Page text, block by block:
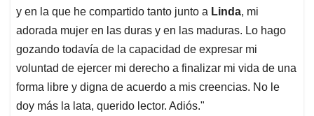
y en la que he compartido tanto junto a Linda, mi
adorada mujer en las duras y en las maduras. Lo hago
gozando todavía de la capacidad de expresar mi
voluntad de ejercer mi derecho a finalizar mi vida de una
forma libre y digna de acuerdo a mis creencias. No le
doy más la lata, querido lector. Adiós."